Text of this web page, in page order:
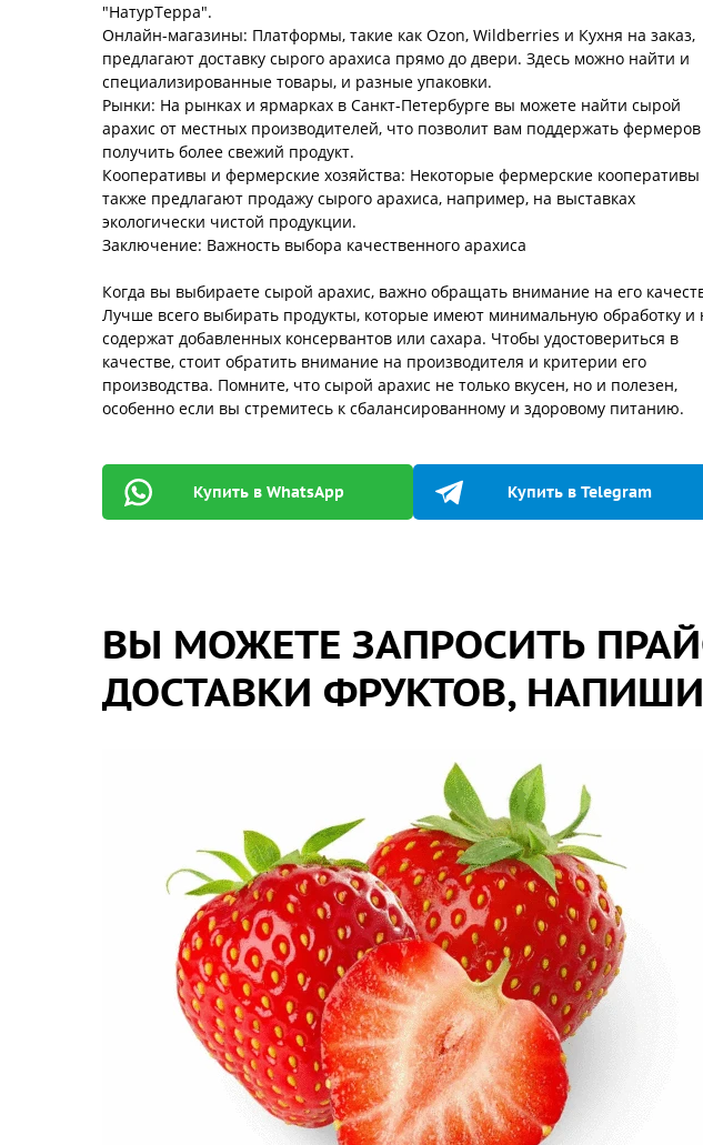
"НатурТерра".
Онлайн-магазины: Платформы, такие как Ozon, Wildberries и Кухня на заказ,
предлагают доставку сырого арахиса прямо до двери. Здесь можно найти и
специализированные товары, и разные упаковки.
Рынки: На рынках и ярмарках в Санкт-Петербурге вы можете найти сырой
арахис от местных производителей, что позволит вам поддержать
получить более свежий продукт.
Кооперативы и фермерские хозяйства: Некоторые фермерские кооперативы
также предлагают продажу сырого арахиса, например, на выставках
экологически чистой продукции.
Заключение: Важность выбора качественного арахиса
Когда вы выбираете сырой арахис, важно обращать внимание на его
Лучше всего выбирать продукты, которые имеют минимальную обработку и
содержат добавленных консервантов или сахара. Чтобы удостовериться в
качестве, стоит обратить внимание на производителя и критерии его
производства. Помните, что сырой арахис не только вкусен, но и полезен,
особенно если вы стремитесь к сбалансированному и здоровому питанию.
Купить в WhatsApp Купить в Telegram
ВЫ МОЖЕТЕ ЗАПРОСИТЬ
ДОСТАВКИ ФРУКТОВ,